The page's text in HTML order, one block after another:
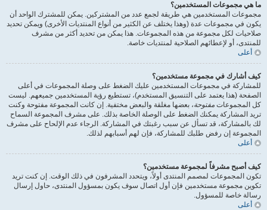
ما هي مجموعات المستخدمين؟
مجموعات المستخدمين هي طريقة لجمع عدد من المشتركين. يمكن للمشترك الواحد أن
يكون في مجموعات عدة (وهذا يختلف عن الكثير من أنواع المنتديات الأخرى) ويمكن تحديد
صلاحيات لكل مجموعة من هذه المجموعات. هذا يمكن من تحديد أكثر من مشرف
للمنتدى، أو لإعطائهم الصلاحية لمنتديات خاصة.
أعلى
كيف أشارك في مجموعة مستخدمين؟
للمشاركة في مجموعات المستخدمين عليك الضغط على وصلة المجموعات في أعلى
الصفحة (هذا يعتمد على التنسيق المستخدم)، تستطيع رؤية المستخدمين جميعهم. ليست
كل المجموعات مفتوحة، بعضها مغلقة والبعض مختفية. إن كانت المجموعة مفتوحة وكنت
تريد المشاركة يمكنك الضغط على الوصلة الخاصة بذلك. على مشرف المجموعة السماح
لك بالمشاركة، قد تسأل عن سبب رغبتك في المشاركة. الرجاء عدم الإلحاح على مشرف
المجموعة إن رفض طلبك للمشاركة، فإن لهم أسبابهم لذلك.
أعلى
كيف أصبح مشرفاً لمجموعة مستخدمين؟
تكون المجموعات لمصمم المنتدى أولاً، ويتحدد المشرفون في ذلك الوقت. إن كنت تريد
تكوين مجموعة مستخدمين فإن أول اتصال سوف يكون بمسؤول المنتدى، حاول إرسال
رسالة خاصة للمسؤول.
أعلى